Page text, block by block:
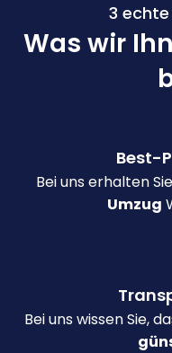
3
Was wir
Best-
Bei uns erhalten
Umzug
Bei uns wissen Sie,